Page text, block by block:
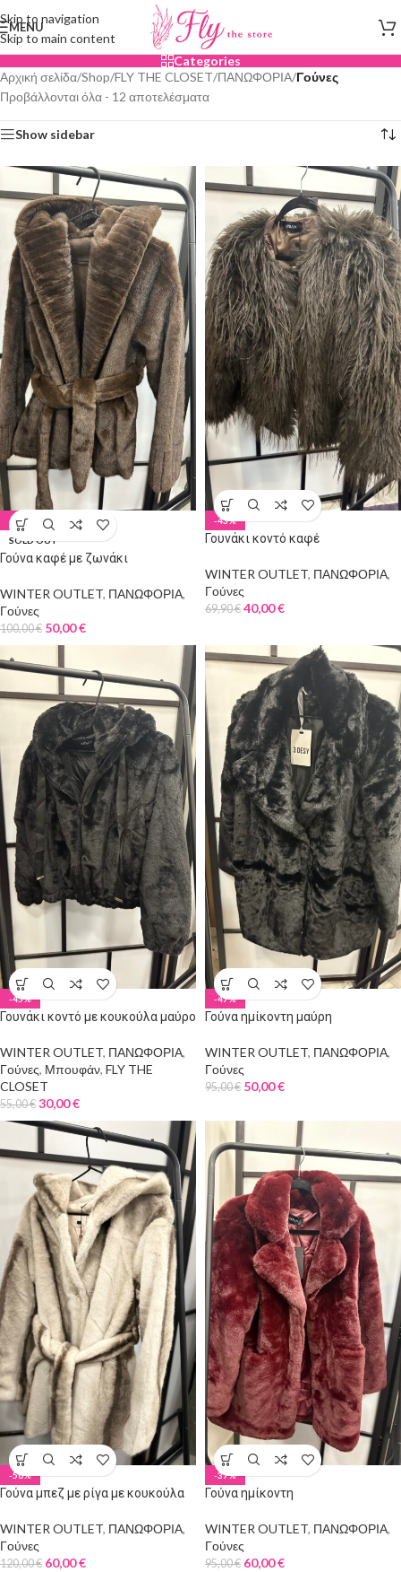
Skip to navigation
Skip to main content
MENU
Categories
Αρχική σελίδα/Shop/FLY THE CLOSET/ΠΑΝΩΦΟΡΙΑ/Γούνες
Προβάλλονται όλα - 12 αποτελέσματα
Show sidebar
-50%
SOLD OUT
Γούνα καφέ με ζωνάκι
WINTER OUTLET, ΠΑΝΩΦΟΡΙΑ,
Γούνες
100,00€ 50,00€
-43%
Γουνάκι κοντό καφέ
WINTER OUTLET, ΠΑΝΩΦΟΡΙΑ,
Γούνες
69,90€ 40,00€
-45%
Γουνάκι κοντό με κουκούλα μαύρο
WINTER OUTLET, ΠΑΝΩΦΟΡΙΑ,
Γούνες, Μπουφάν, FLY THE
CLOSET
55,00€ 30,00€
-47%
Γούνα ημίκοντη μαύρη
WINTER OUTLET, ΠΑΝΩΦΟΡΙΑ,
Γούνες
95,00€ 50,00€
-50%
Γούνα μπεζ με ρίγα με κουκούλα
WINTER OUTLET, ΠΑΝΩΦΟΡΙΑ,
Γούνες
120,00€ 60,00€
-37%
Γούνα ημίκοντη
WINTER OUTLET, ΠΑΝΩΦΟΡΙΑ,
Γούνες
95,00€ 60,00€